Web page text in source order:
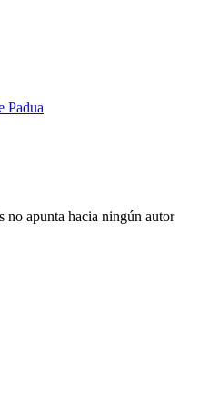
Padua
no apunta hacia ningún autor